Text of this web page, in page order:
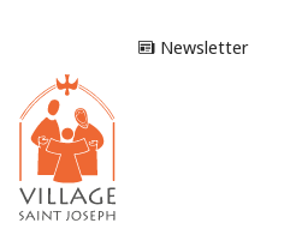
Newsletter